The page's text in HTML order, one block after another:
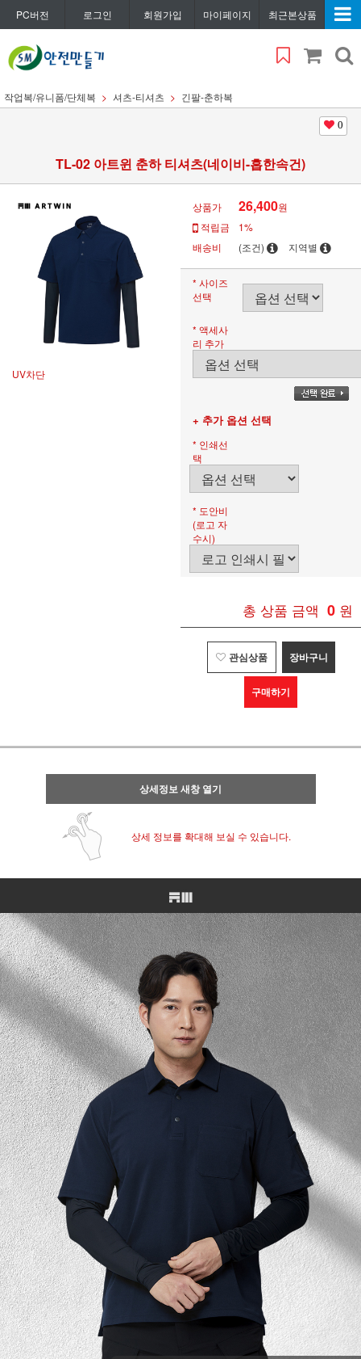
PC버전 로그인 회원가입 마이페이지 최근본상품
작업복/유니폼/단체복 셔츠-티셔츠 긴팔-춘하복
0
TL-02 아트윈 춘하 티셔츠(네이비-흡한속건)
UV차단
상품가 26,400원
적립금
1%
배송비
(조건) 지역별
* 사이즈
선택
* 액세사
리 추가
+ 추가 옵션 선택
* 인쇄선
택
* 도안비
(로고 자
수시)
총 상품 금액 0 원
관심상품 장바구니
구매하기
상세정보 새창 열기
상세 정보를 확대해 보실 수 있습니다.